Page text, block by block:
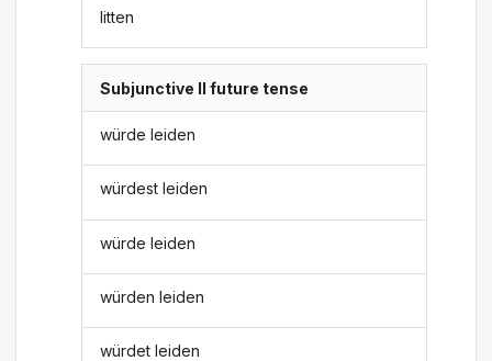
litten
Subjunctive II future tense
würde leiden
würdest leiden
würde leiden
würden leiden
würdet leiden